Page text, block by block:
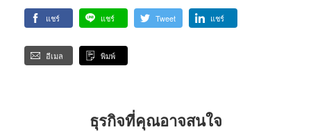
แชร์ แชร์ Tweet แชร์
อีเมล พิมพ์
ธุรกิจที่คุณอาจสนใจ